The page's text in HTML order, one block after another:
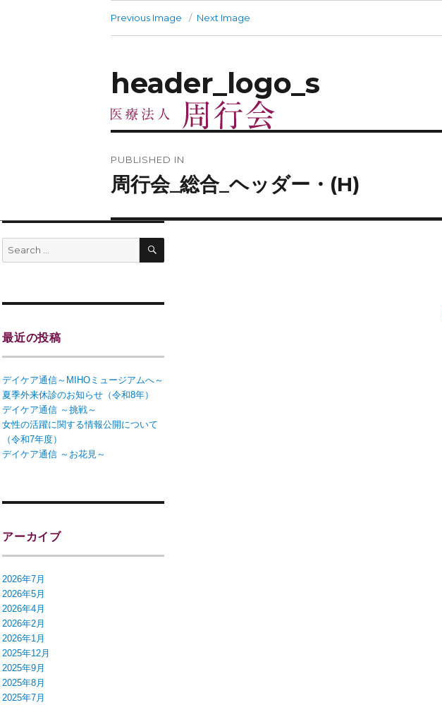
Previous Image Next Image
header_logo_s
PUBLISHED IN
周行会_総合_ヘッダー・(H)
最近の投稿
デイケア通信～MIHOミュージアムへ～
夏季外来休診のお知らせ（令和8年）
デイケア通信 ～挑戦～
女性の活躍に関する情報公開について
（令和7年度）
デイケア通信 ～お花見～
アーカイブ
2026年7月
2026年5月
2026年4月
2026年2月
2026年1月
2025年12月
2025年9月
2025年8月
2025年7月